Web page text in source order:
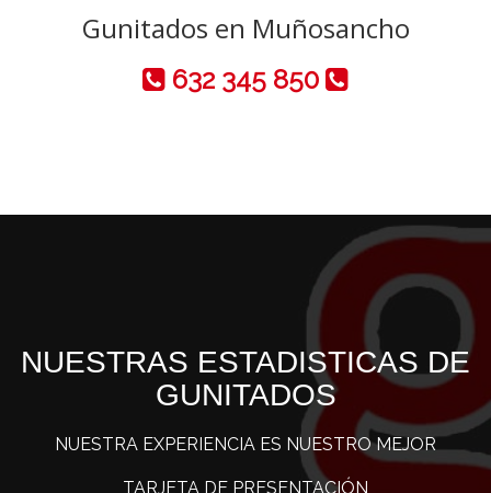
Gunitados en Muñosancho
632 345 850
NUESTRAS ESTADISTICAS DE
GUNITADOS
NUESTRA EXPERIENCIA ES NUESTRO MEJOR
TARJETA DE PRESENTACIÓN